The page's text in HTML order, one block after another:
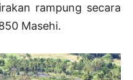
rampung secara
Masehi.